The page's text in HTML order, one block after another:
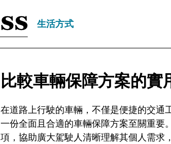
生活方式
比較車輛保障方案的實
在道路上行駛的車輛，不僅是便捷的交通
一份全面且合適的車輛保障方案至關重要
項，協助廣大駕駛人清晰理解其個人需求